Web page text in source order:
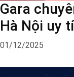
Gara
Hà Nội uy
01/12/2025